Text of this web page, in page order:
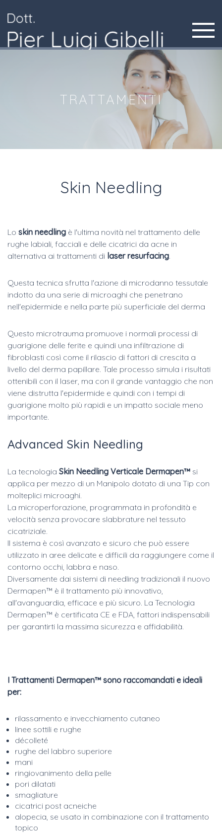
Toggle
TRATTAMENTI
Skin Needling
Lo skin needling è l'ultima novità nel trattamento delle
rughe labiali, facciali e delle cicatrici da acne in
alternativa ai trattamenti di laser resurfacing.
Questa tecnica sfrutta l'azione di microdanno tessutale
indotto da una serie di microaghi che penetrano
nell'epidermide e nella parte più superficiale del derma
Questo microtrauma promuove i normali processi di
guarigione delle ferite e quindi una infiltrazione di
fibroblasti così come il rilascio di fattori di crescita a
livello del derma papillare. Tale processo simula i risultati
ottenibili con il laser, ma con il grande vantaggio che non
viene distrutta l'epidermide e quindi con i tempi di
guarigione molto più rapidi e un impatto sociale meno
importante.
Advanced Skin Needling
La tecnologia Skin Needling Verticale Dermapen™ si
applica per mezzo di un Manipolo dotato di una Tip con
molteplici microaghi.
La microperforazione, programmata in profondità e
velocità senza provocare slabbrature nel tessuto
cicatriziale.
Il sistema è così avanzato e sicuro che può essere
utilizzato in aree delicate e difficili da raggiungere come il
contorno occhi, labbra e naso.
Diversamente dai sistemi di needling tradizionali il nuovo
Dermapen™ è il trattamento più innovativo,
all'avanguardia, efficace e più sicuro. La Tecnologia
Dermapen™ è certificata CE e FDA, fattori indispensabili
per garantirti la massima sicurezza e affidabilità.
I Trattamenti Dermapen™ sono raccomandati e ideali
per:
rilassamento e invecchiamento cutaneo
linee sottili e rughe
décolleté
rughe del labbro superiore
mani
ringiovanimento della pelle
pori dilatati
smagliature
cicatrici post acneiche
alopecia, se usato in combinazione con il trattamento
topico